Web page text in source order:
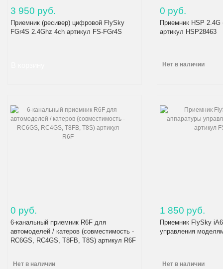
3 950 руб.
Приемник (ресивер) цифровой FlySky
FGr4S 2.4Ghz 4ch артикул FS-FGr4S
0 руб.
Приемник HSP 2.4G
артикул HSP28463
Нет в наличии
0 руб.
6-канальный приемник R6F для
автомоделей / катеров (совместимость -
RC6GS, RC4GS, T8FB, T8S) артикул R6F
Нет в наличии
1 850 руб.
Приемник FlySky
управления
Нет в наличии